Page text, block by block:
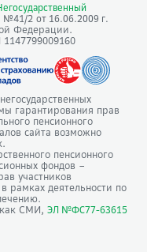
№41/2 от 16.06.2009 г.
Федерации.
гарантирования прав
пенсионного
сайта возможно
пенсионного
фондов –
участников
рамках деятельности по
как СМИ, ЭЛ №ФС77-63615